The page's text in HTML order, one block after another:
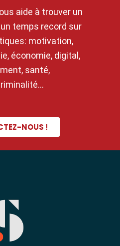
aide à trouver un
temps record sur
motivation,
économie, digital,
santé,
NOUS !